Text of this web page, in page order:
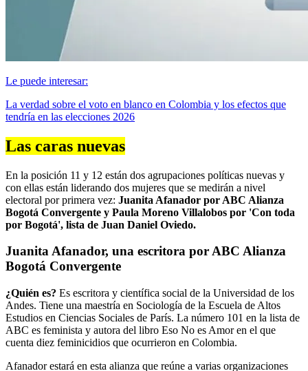
Le puede interesar:
La verdad sobre el voto en blanco en Colombia y los efectos que
tendría en las elecciones 2026
Las caras nuevas
En la posición 11 y 12 están dos agrupaciones políticas nuevas y
con ellas están liderando dos mujeres que se medirán a nivel
electoral por primera vez: Juanita Afanador por ABC Alianza
Bogotá Convergente y Paula Moreno Villalobos por 'Con toda
por Bogotá', lista de Juan Daniel Oviedo.
Juanita Afanador, una escritora por ABC Alianza
Bogotá Convergente
¿Quién es? Es escritora y científica social de la Universidad de los
Andes. Tiene una maestría en Sociología de la Escuela de Altos
Estudios en Ciencias Sociales de París. La número 101 en la lista de
ABC es feminista y autora del libro Eso No es Amor en el que
cuenta diez feminicidios que ocurrieron en Colombia.
Afanador estará en esta alianza que reúne a varias organizaciones